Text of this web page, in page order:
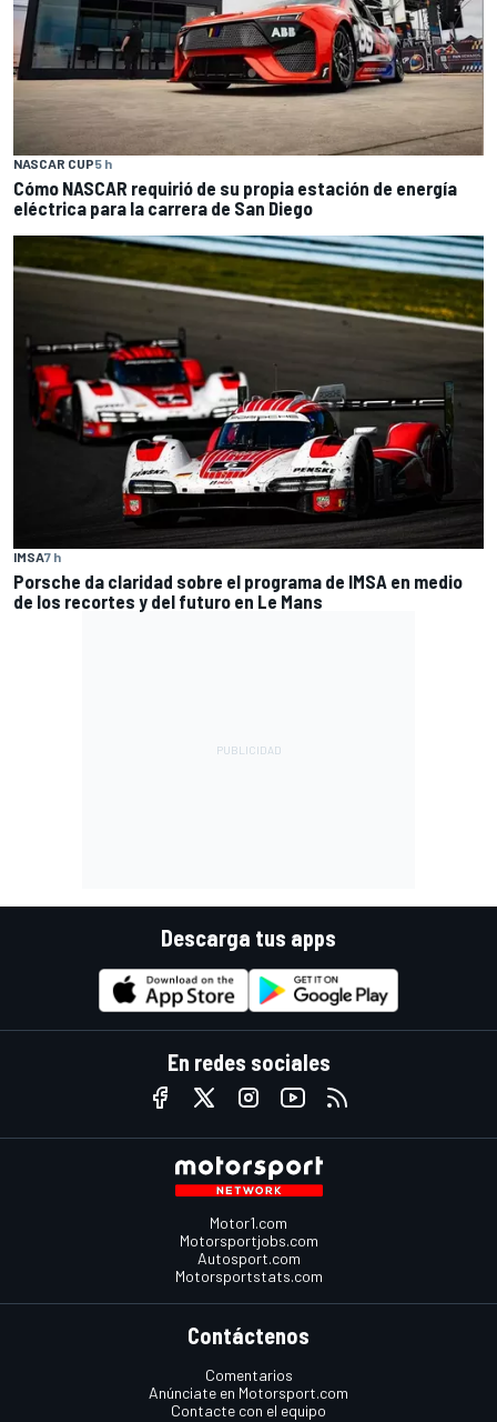
NASCAR CUP5 h
Cómo NASCAR requirió de su propia estación de energía
eléctrica para la carrera de San Diego
IMSA7 h
Porsche da claridad sobre el programa de IMSA en medio
de los recortes y del futuro en Le Mans
Descarga tus apps
En redes sociales
Motor1.com
Motorsportjobs.com
Autosport.com
Motorsportstats.com
Contáctenos
Comentarios
Anúnciate en Motorsport.com
Contacte con el equipo